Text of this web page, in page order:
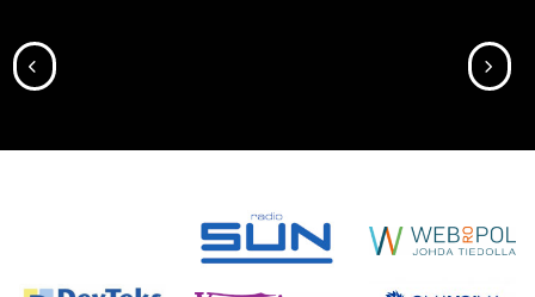
SIIRRY EDELLISEEN